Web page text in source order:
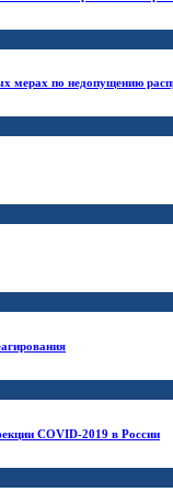
по недопущению
COVID-2019 в России